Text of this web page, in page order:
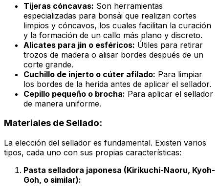
Tijeras cóncavas: Son herramientas
especializadas para bonsái que realizan cortes
limpios y cóncavos, los cuales facilitan la curación
y la formación de un callo más plano y discreto.
Alicates para jin o esféricos: Útiles para retirar
trozos de madera o alisar bordes después de un
corte grande.
Cuchillo de injerto o cúter afilado: Para limpiar
los bordes de la herida antes de aplicar el sellador.
Cepillo pequeño o brocha: Para aplicar el sellador
de manera uniforme.
Materiales de Sellado:
La elección del sellador es fundamental. Existen varios
tipos, cada uno con sus propias características:
Pasta selladora japonesa (Kirikuchi-Naoru, Kyoh-
Goh, o similar):